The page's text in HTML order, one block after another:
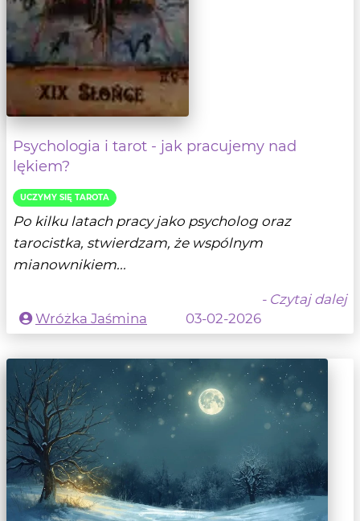
Psychologia i tarot - jak pracujemy nad
lękiem?
UCZYMY SIĘ TAROTA
Po kilku latach pracy jako psycholog oraz
tarocistka, stwierdzam, że wspólnym
mianownikiem...
- Czytaj dalej
Wróżka Jaśmina
03-02-2026